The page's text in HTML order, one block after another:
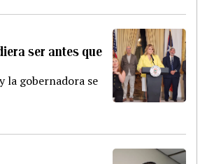
ser antes que
la gobernadora se